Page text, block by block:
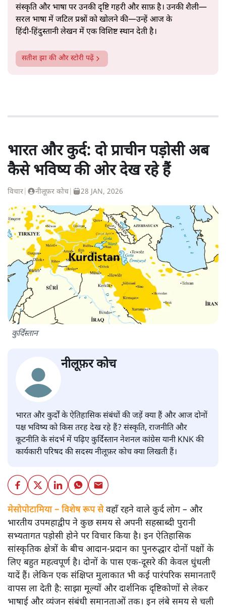
संस्कृति और भाषा पर उनकी दृष्टि गहरी और साफ़ है। उनकी शैली—
सरल भाषा में जटिल प्रश्नों को खोलने की—उन्हें आज के
हिंदी‑हिंदुस्तानी लेखन में एक विशिष्ट स्थान देती है।
सतीश झा की और स्टोरी पढ़ें
भारत और कुर्द: दो प्राचीन पड़ोसी अब
कैसे भविष्य की ओर देख रहे हैं
विचार नीलूफ़र कोच 28 JAN, 2026
कुर्दिस्तान
नीलूफ़र कोच
भारत और कुर्दों के ऐतिहासिक संबंधों की जड़ें क्या हैं और आज दोनों
पक्ष भविष्य को किस तरह देख रहे हैं? संस्कृति, राजनीति और
कूटनीति के संदर्भ में पढ़िए कुर्दिस्तान नेशनल कांग्रेस यानी KNK की
कार्यकारी परिषद की सदस्य नीलूफ़र कोच क्या लिखती हैं।
मेसोपोटामिया – विशेष रूप सेवहाँ रहने वाले कुर्द लोग – और
भारतीय उपमहाद्वीप ने कुछ समय से अपनी सहस्राब्दी पुरानी
सभ्यतागत पड़ोसी होने पर विचार किया है। इन ऐतिहासिक
सांस्कृतिक क्षेत्रों के बीच आदान-प्रदान का पुनरुद्धार दोनों पक्षों के
लिए बहुत महत्वपूर्ण है। दोनों के पास एक-दूसरे की केवल धुंधली
यादें हैं। लेकिन एक संक्षिप्त मुलाकात भी कई पारंपरिक समानताएँ
वापस ला देती है: साझा मूल्यों और दार्शनिक दृष्टिकोणों से लेकर
भाषाई और व्यंजन संबंधी समानताओं तक। इन लंबे समय से चली